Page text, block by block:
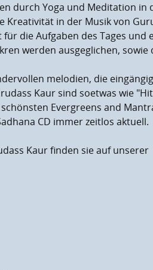
durch Yoga und Meditation in
Kreativität in der Musik von
die Aufgaben des Tages und
werden ausgeglichen, sowie
melodien, die
Kaur sind soetwas wie
Evergreens and
CD immer zeitlos aktuell.
Kaur finden sie auf unserer